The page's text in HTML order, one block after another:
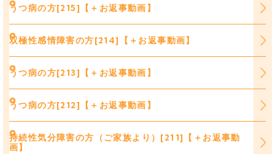
うつ病の方[215]【＋お返事動画】
双極性感情障害の方[214]【＋お返事動画】
うつ病の方[213]【＋お返事動画】
うつ病の方[212]【＋お返事動画】
持続性気分障害の方（ご家族より）[211]【＋お返事動
画】